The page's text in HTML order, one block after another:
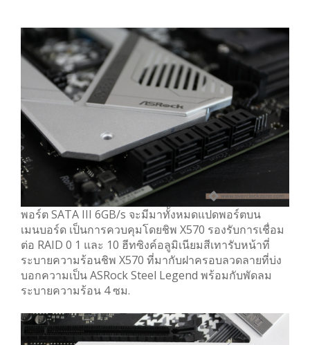
พอร์ต SATA III 6GB/s จะมีมาทั้งหมดแปดพอร์ตบน
เมนบอร์ด เป็นการควบคุมโดยชิพ X570 รองรับการเชื่อม
ต่อ RAID 0 1 และ 10 ฮีทซิงค์อลูมิเนียมสีเทารับหน้าที่
ระบายความร้อนชิพ X570 ที่มากับฝาครอบลวดลายที่บ่ง
บอกความเป็น ASRock Steel Legend พร้อมกับพัดลม
ระบายความร้อน 4 ซม.